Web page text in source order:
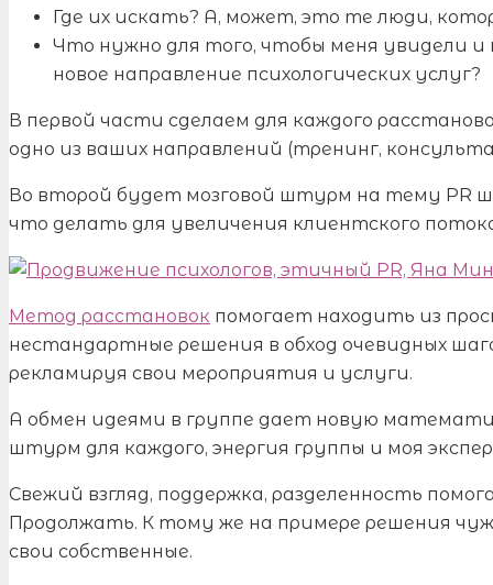
Где их искать? А, может, это те люди,
Что нужно для того, чтобы меня увидели
новое направление психологических услуг?
В первой части сделаем для каждого
одно из ваших направлений (тренинг,
Во второй будет мозговой штурм на тему PR
что делать для увеличения клиентского
Метод расстановок помогает находить из
нестандартные решения в обход очевидных
рекламируя свои мероприятия и услуги.
А обмен идеями в группе дает новую
штурм для каждого, энергия группы и моя
Свежий взгляд, поддержка, разделенность
Продолжать. К тому же на примере решения
свои собственные.